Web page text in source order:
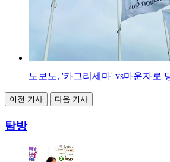
노보노, '카그리세마' vs마운자로
이전 기사 다음 기사
탐방